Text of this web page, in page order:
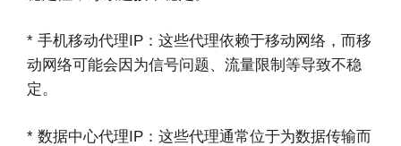
* 手机移动代理IP：这些代理依赖于移动网络，而移
动网络可能会因为信号问题、流量限制等导致不稳
定。
* 数据中心代理IP：这些代理通常位于为数据传输而